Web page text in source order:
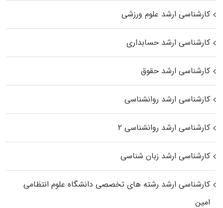
کارشناسی ارشد علوم ورزشی
کارشناسی ارشد حسابداری
کارشناسی ارشد حقوق
کارشناسی ارشد روانشناسی
کارشناسی ارشد روانشناسی ۲
کارشناسی ارشد زبان شناسی
کارشناسی ارشد رﺷﺘﻪ ﻫﺎی تخصصی داﻧﺸﮕﺎه ﻋﻠﻮم انتظامی
اﻣﻴﻦ